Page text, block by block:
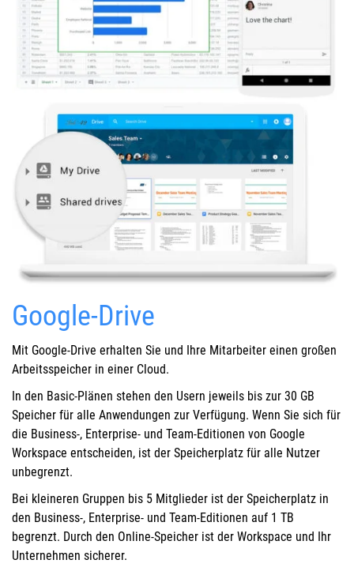
Google-Drive
Mit Google-Drive erhalten Sie und Ihre Mitarbeiter einen großen
Arbeitsspeicher in einer Cloud.
In den Basic-Plänen stehen den Usern jeweils bis zur 30 GB
Speicher für alle Anwendungen zur Verfügung. Wenn Sie sich für
die Business-, Enterprise- und Team-Editionen von Google
Workspace entscheiden, ist der Speicherplatz für alle Nutzer
unbegrenzt.
Bei kleineren Gruppen bis 5 Mitglieder ist der Speicherplatz in
den Business-, Enterprise- und Team-Editionen auf 1 TB
begrenzt. Durch den Online-Speicher ist der Workspace und Ihr
Unternehmen sicherer.